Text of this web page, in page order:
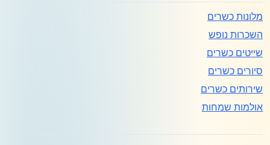
מלונות כשרים
השכרות נופש
שייטים כשרים
סיורים כשרים
שירותים כשרים
אולמות שמחות